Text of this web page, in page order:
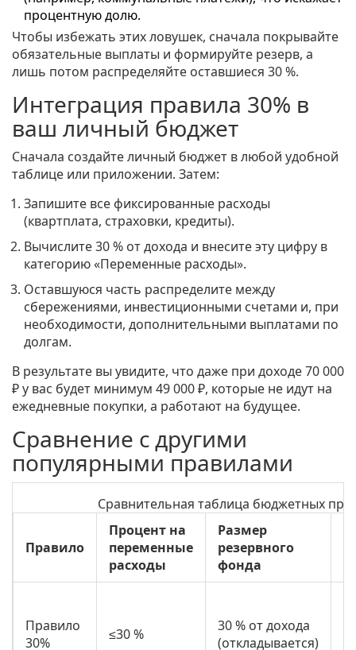
процентную долю.
Чтобы избежать этих ловушек, сначала покрывайте
обязательные выплаты и формируйте резерв, а
лишь потом распределяйте оставшиеся 30 %.
Интеграция правила 30% в
ваш личный бюджет
Сначала создайтеличный бюджет в любой удобной
таблице или приложении. Затем:
Запишите все фиксированные расходы
(квартплата, страховки, кредиты).
Вычислите 30 % от дохода и внесите эту цифру в
категорию «Переменные расходы».
Оставшуюся часть распределите между
сбережениями, инвестиционными счетами и, при
необходимости, дополнительными выплатами по
долгам.
В результате вы увидите, что даже при доходе 70 000
₽ у вас будет минимум 49 000 ₽, которые не идут на
ежедневные покупки, а работают на будущее.
Сравнение с другими
популярными правилами
Сравнительная таблица бюджетных
Правило
Процент на
переменные
расходы
Размер
резервного
фонда
Правило
30%
≤30 %
30 % от дохода
(откладывается)